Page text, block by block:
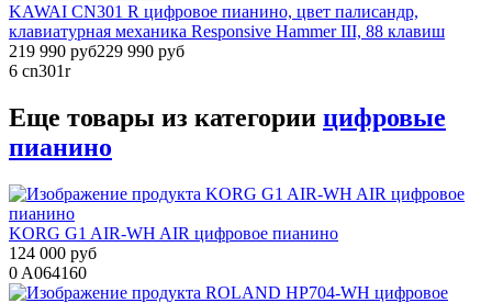
KAWAI CN301 R цифровое пианино, цвет палисандр,
клавиатурная механика Responsive Hammer III, 88 клавиш
219 990 руб229 990 руб
6 cn301r
Еще товары из категории цифровые
пианино
KORG G1 AIR-WH AIR цифровое пианино
124 000 руб
0 A064160